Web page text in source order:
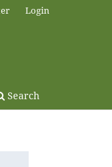
Search
Login